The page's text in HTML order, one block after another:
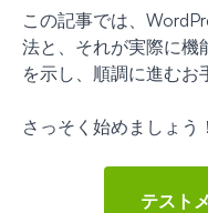
この記事では、
法と、それが実際に機
を示し、順調に進むお
さっそく始めましょう！
テスト